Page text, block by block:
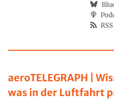
aeroTELEGRAPH |
was in der Luftfahrt
RSS